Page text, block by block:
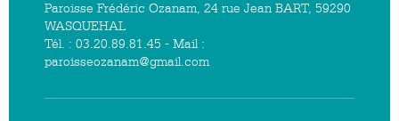
Paroisse Frédéric Ozanam, 24 rue Jean BART, 59290
WASQUEHAL
Tél. : 03.20.89.81.45 - Mail :
paroisseozanam@gmail.com